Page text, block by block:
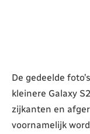
De gedeelde
kleinere Galaxy
zijkanten en
voornamelijk